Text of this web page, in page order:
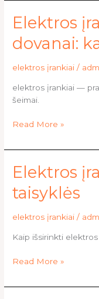
Elektros
dovanai:
elektros įrankiai /
elektros įrankiai —
šeimai.
Elektros
įrankiai
gimtadienio
kaip
Read More »
Elektros
taisyklės
elektros įrankiai /
Kaip išsirinkti
Elektros
įrankiai:
svarbiausios
taisyklės
Read More »